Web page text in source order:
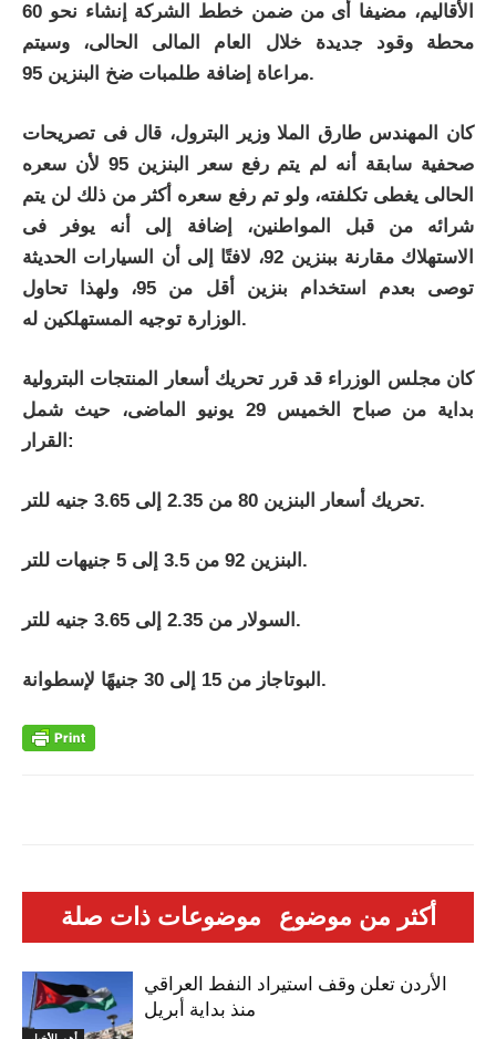
الأقاليم، مضيفا أى من ضمن خطط الشركة إنشاء نحو 60
محطة وقود جديدة خلال العام المالى الحالى، وسيتم
مراعاة إضافة طلمبات ضخ البنزين 95.
كان المهندس طارق الملا وزير البترول، قال فى تصريحات
صحفية سابقة أنه لم يتم رفع سعر البنزين 95 لأن سعره
الحالى يغطى تكلفته، ولو تم رفع سعره أكثر من ذلك لن يتم
شرائه من قبل المواطنين، إضافة إلى أنه يوفر فى
الاستهلاك مقارنة ببنزين 92، لافتًا إلى أن السيارات الحديثة
توصى بعدم استخدام بنزين أقل من 95، ولهذا تحاول
الوزارة توجيه المستهلكين له.
كان مجلس الوزراء قد قرر تحريك أسعار المنتجات البترولية
بداية من صباح الخميس 29 يونيو الماضى، حيث شمل
القرار:
تحريك أسعار البنزين 80 من 2.35 إلى 3.65 جنيه للتر.
البنزين 92 من 3.5 إلى 5 جنيهات للتر.
السولار من 2.35 إلى 3.65 جنيه للتر.
البوتاجاز من 15 إلى 30 جنيهًا لإسطوانة.
موضوعات ذات صلة أكثر من موضوع
الأردن تعلن وقف استيراد النفط العراقي
منذ بداية أبريل